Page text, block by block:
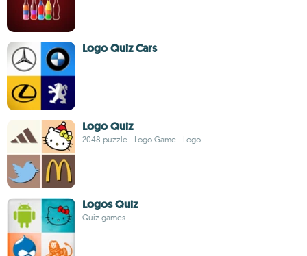
Logo Quiz Cars
Logo Quiz
2048 puzzle - Logo Game - Logo
Logos Quiz
Quiz games